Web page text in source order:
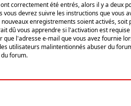
correctement été entrés, alors il y a deux
devrez suivre les instructions que vous
enregistrements soient activés, soit
dû vous apprendre si l'activation est
l'adresse e-mail que vous avez fournie
utilisateurs malintentionnés abuser du
forum.